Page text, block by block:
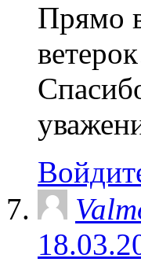
Прямо